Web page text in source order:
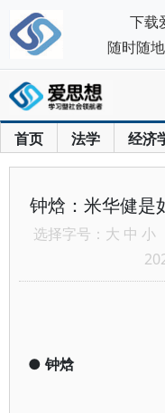
首页 法学 经济
钟焓：米华健是
选择字号： 大 中 小
● 钟焓
下载
随时随